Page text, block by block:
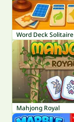
Word Deck Solitaire
Mahjong Royal